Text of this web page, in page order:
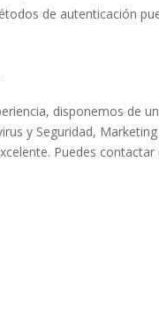
de autenticación
disponemos de
y Seguridad,
Puedes